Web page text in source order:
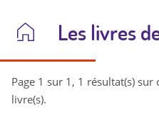
Les livres
Page 1 sur 1, 1 résultat(s)
livre(s).